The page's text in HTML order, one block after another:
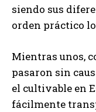
siendo sus
orden práctico
Mientras unos,
pasaron sin
el cultivable en
fácilmente